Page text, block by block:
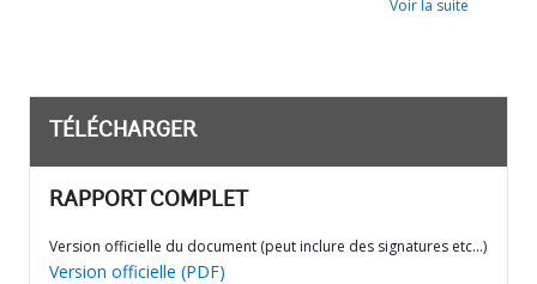
Voir la suite
TÉLÉCHARGER
RAPPORT COMPLET
Version officielle du document (peut inclure des signatures etc…)
Version officielle (PDF)